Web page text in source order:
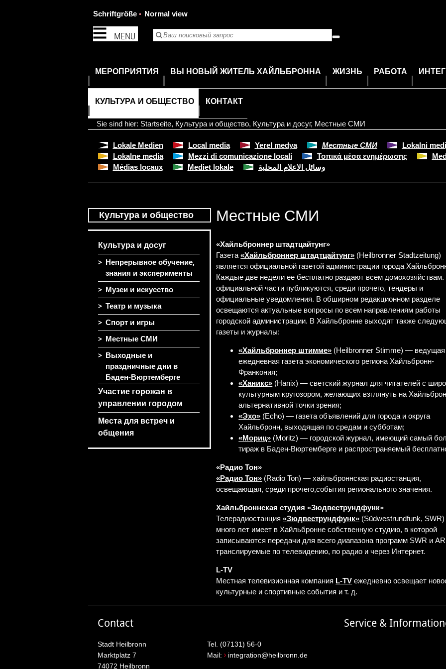
MENU
Schriftgröße Normal view
МЕРОПРИЯТИЯ ВЫ НОВЫЙ ЖИТЕЛЬ ХАЙЛЬБРОННА ЖИЗНЬ РАБОТА
КУЛЬТУРА И ОБЩЕСТВО КОНТАКТ
Sie sind hier: Startseite, Культура и общество, Культура и досуг, Местные СМИ
Lokale Medien Local media Yerel medya Местные СМИ Lokalni
Lokalne media
Mezzi di comunicazione locali Τοπικά μέσα ενημέρωσης
Médias locaux
Mediet lokale وسائل الاعلام المحلية
Культура и общество
Культура и досуг
> Непрерывное обучение,
знания и эксперименты
> Музеи и искусство
> Театр и музыка
> Спорт и игры
> Местные СМИ
> Выходные и
праздничные дни в
Баден-Вюртемберге
Участие горожан в
управлении городом
Места для встреч и
общения
Местные СМИ
«Хайльброннер штадтцайтунг»
Газета«Хайльброннер штадтцайтунг» (Heilbronner Stadtzeitung)
является официальной газетой администрации города
Каждые две недели ее бесплатно раздают всем
официальной части публикуются, среди прочего, тендеры и
официальные уведомления. В обширном редакционном разделе
освещаются актуальные вопросы по всем направлениям работы
городской администрации. В Хайльбронне выходят также
газеты и журналы:
«Хайльброннер штимме» (Heilbronner Stimme) — ведущая
ежедневная газета экономического региона Хайльбронн-
Франкония;
«Ханикс» (Hanix) — светский журнал для читателей с
культурным кругозором, желающих взглянуть на
альтернативной точки зрения;
«Эхо» (Echo) — газета объявлений для города и округа
Хайльбронн, выходящая по средам и субботам;
«Мориц» (Moritz) — городской журнал, имеющий самый
тираж в Баден-Вюртемберге и распространяемый
«Радио Тон»
«Радио Тон» (Radio Ton) — хайльброннская радиостанция,
освещающая, среди прочего,события регионального значения.
Хайльброннская студия «Зюдвеструндфунк»
Телерадиостанция«Зюдвеструндфунк» (Südwestrundfunk,
много лет имеет в Хайльбронне собственную студию, в которой
записываются передачи для всего диапазона программ SWR и
транслируемые по телевидению, по радио и через Интернет.
L-TV
Местная телевизионная компания L-TV ежедневно освещает
культурные и спортивные события и т. д.
Contact
Stadt Heilbronn
Marktplatz 7
74072 Heilbronn
Tel. (07131) 56-0
Mail:
integration@heilbronn.de
Service &